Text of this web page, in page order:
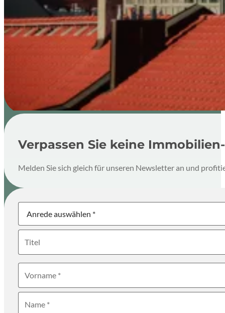
Verpassen Sie keine
Melden Sie sich gleich für unseren Newsletter an und